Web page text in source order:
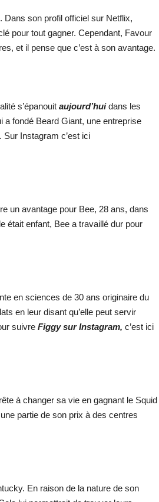
Dans son profil officiel sur Netflix,
pour tout gagner. Cependant, Favour
et il pense que c’est à son avantage.
s’épanouit aujourd’huidans les
a fondé Beard Giant, une entreprise
Sur Instagram c’est ici
un avantage pour Bee, 28 ans, dans
était enfant, Bee a travaillé dur pour
en sciences de 30 ans originaire du
en leur disant qu’elle peut servir
suivre Figgy sur Instagram, c’est ici
à changer sa vie en gagnant le Squid
partie de son prix à des centres
En raison de la nature de son